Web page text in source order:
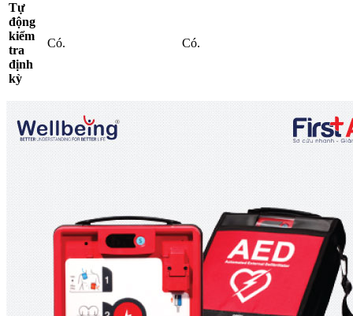
Tự
động
kiểm
tra
định
kỳ
Có. Có.